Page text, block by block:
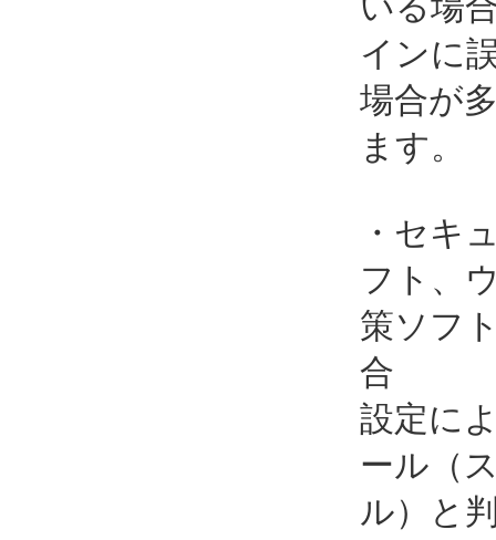
インに
場合が
ます。
・セキ
フト、
策ソフ
合
設定に
ール（
ル）と